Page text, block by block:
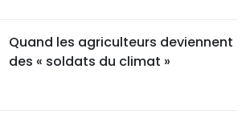
Quand les agriculteurs deviennent
des « soldats du climat »